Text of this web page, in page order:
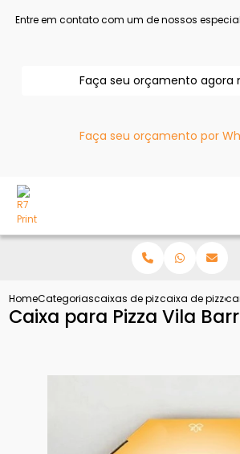
Entre em contato com um de nossos
Faça seu orçamento agora
Faça seu orçamento por
HomeCategoriascaixas de pizzacaixa de pizza
Caixa para Pizza Vila